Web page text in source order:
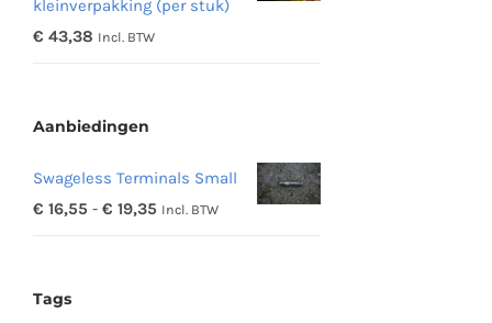
€ 48,16
kleinverpakking (per stuk)
€ 43,38 Incl. BTW
Aanbiedingen
Swageless Terminals Small
€ 16,55 - € 19,35 Prijsklasse:
Incl. BTW
Tags